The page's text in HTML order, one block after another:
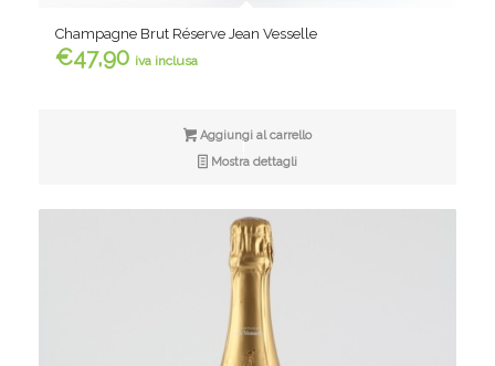
Champagne Brut Réserve Jean Vesselle
€47,90 iva inclusa
Aggiungi al carrello
Mostra dettagli